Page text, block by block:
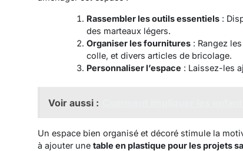
Rassembler les outils essentiels :
des marteaux légers.
Organiser les fournitures : Rangez
colle, et divers articles de bricolage.
Personnaliser l’espace : Laissez-les
Voir aussi :
Un espace bien organisé et décoré stimule la
à ajouter une table en plastique pour les projets